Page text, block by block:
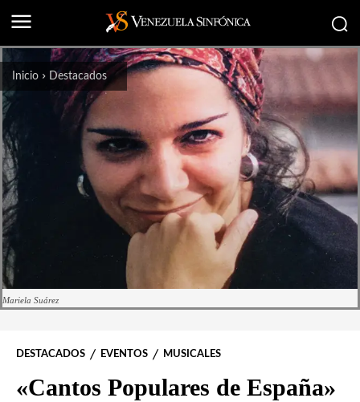
Inicio Destacados
Mariela Suárez
DESTACADOS EVENTOS MUSICALES
«Cantos Populares de España»